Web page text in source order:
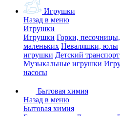
Игрушки
Назад в меню
Игрушки
Игрушки Горки,
маленьких Неваляшки, юлы
игрушки Детский транспорт
Музыкальные игрушки
насосы
Бытовая химия
Назад в меню
Бытовая химия